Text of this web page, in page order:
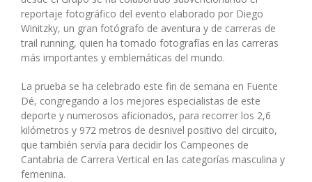
reportaje fotográfico del evento elaborado por Diego
Winitzky, un gran fotógrafo de aventura y de carreras de
trail running, quien ha tomado fotografías en las carreras
más importantes y emblemáticas del mundo.
La prueba se ha celebrado este fin de semana en Fuente
Dé, congregando a los mejores especialistas de este
deporte y numerosos aficionados, para recorrer los 2,6
kilómetros y 972 metros de desnivel positivo del circuito,
que también servía para decidir los Campeones de
Cantabria de Carrera Vertical en las categorías masculina y
femenina.